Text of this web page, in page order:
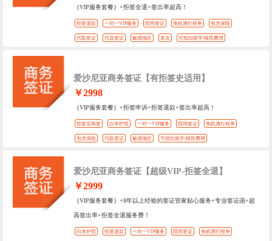
｛VIP服务套餐｝+拒签全退+签出率超高！
拒签退款 一对一VIP服务 陪同签证 免机酒行程单 包含保险
代取签证 代送签证 敏感地区 多次 可抵扣留学/移民费用
爱沙尼亚商务签证【有拒签史适用】
￥2998
｛VIP服务套餐｝+拒签申诉+拒签退款+签出率超高！
拒签后再签 白本护照 一对一VIP服务 陪同签证 免机酒行程单
包含保险 代取签证 敏感地区 可抵扣留学/移民费用
爱沙尼亚商务签证【超级VIP-拒签全退】
￥2999
｛VIP服务套餐｝+8年以上经验的签证管家贴心服务+专业签证函+超
高签出率+拒签全退服务费！
白本护照 拒签退款 一对一VIP服务 陪同签证 免机酒行程单